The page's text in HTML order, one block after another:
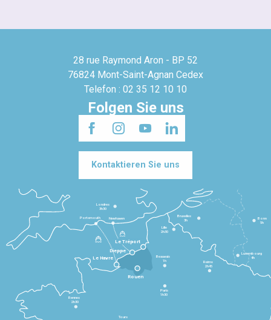
28 rue Raymond Aron - BP 52
76824 Mont-Saint-Agnan Cedex
Telefon : 02 35 12 10 10
Folgen Sie uns
Kontaktieren Sie uns
Le Havre
Dieppe
Le Tréport
Rennes
2h30
Tours
Paris
1h30
Beauvais
1h
Reims
2h45
Lille
2h30
Bruxelles
3h
Londres
3h30
Newhaven
Portsmouth
Bonn
5h
Luxembourg
4h
Rouen